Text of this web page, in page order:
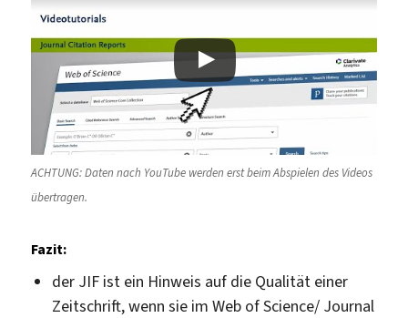
ACHTUNG: Daten nach YouTube werden erst beim Abspielen des Videos
übertragen.
Fazit:
der JIF ist ein Hinweis auf die Qualität einer
Zeitschrift, wenn sie im Web of Science/ Journal